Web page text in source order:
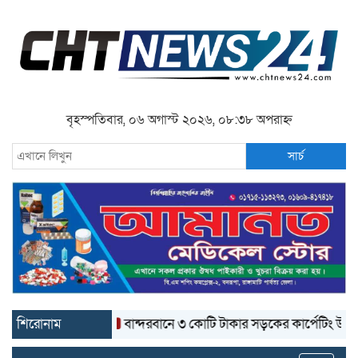
বৃহস্পতিবার, ০৬ অগাস্ট ২০২৬, ০৮:৩৮ অপরাহ্ন
সার্চ
শিরোনাম বান্দরবানে ৩ কোটি টাকার সড়কের কার্পেটিং উঠে যাচ্ছে